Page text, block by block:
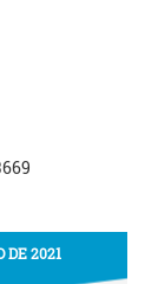
DE 2021